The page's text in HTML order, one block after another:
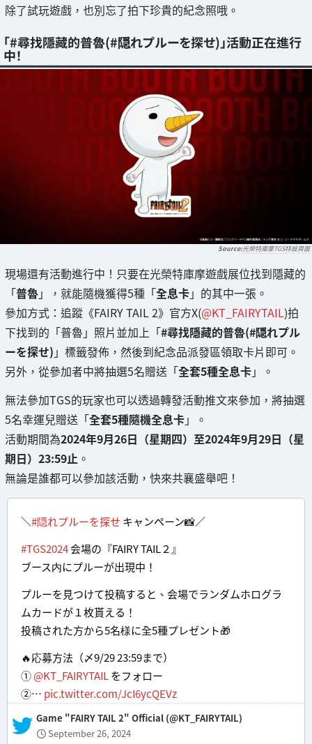
除了試玩遊戲，也別忘了拍下珍貴的紀念照哦。
「#尋找隱藏的普魯(#隠れプルーを探せ)」活動正在進行
中！
光榮特庫摩TGS特設頁面
現場還有活動進行中！只要在光榮特庫摩遊戲展位找到隱藏的
「普魯」，就能隨機獲得5種「全息卡」的其中一張。
參加方式：追蹤《FAIRY TAIL 2》官方X(@KT_FAIRYTAIL)拍
下找到的「普魯」照片並加上「#尋找隱藏的普魯(#隠れプル
ーを探せ) 」標籤發佈，然後到紀念品派發區領取卡片即可。
另外，從參加者中將抽選5名贈送「全套5種全息卡」。
無法參加TGS的玩家也可以透過轉發活動推文來參加，將抽選
5名幸運兒贈送「全套5種隨機全息卡」。
活動期間為2024年9月26日（星期四）至2024年9月29日（星
期日）23:59止 。
無論是誰都可以參加該活動，快來共襄盛舉吧！
＼#隠れプルーを探せ キャンペーン📸／
#TGS2024会場の『FAIRY TAIL２』
ブース内にプルーが出現中！
プルーを見つけて投稿すると、会場でランダムホログラ
ムカードが１枚貰える！
投稿された方から5名様に全5種プレゼント🎁
🔥応募方法（〆9/29 23:59まで）
①@KT_FAIRYTAILをフォロー
②… pic.twitter.com/JcI6ycQEVz
— Game "FAIRY TAIL 2" Official (@KT_FAIRYTAIL)
September 26, 2024